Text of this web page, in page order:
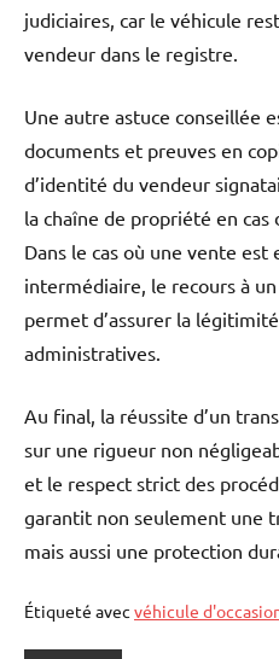
judiciaires, car le véhicule
vendeur dans le registre.
Une autre astuce conseillée
documents et preuves en
d’identité du vendeur
la chaîne de propriété en
Dans le cas où une vente
intermédiaire, le recours à
permet d’assurer la
administratives.
Au final, la réussite d’un
sur une rigueur non
et le respect strict des
garantit non seulement une
mais aussi une protection
Étiqueté avec véhicule